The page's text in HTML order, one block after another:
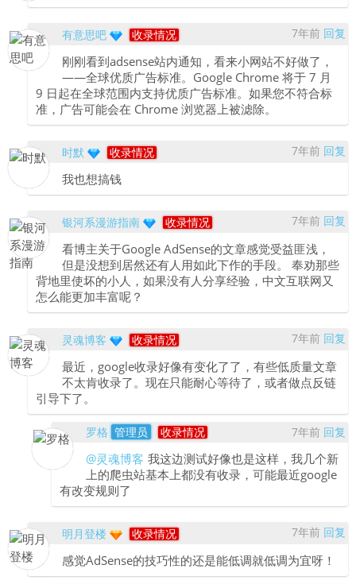
有意思吧 收录情况 7年前 回复
刚刚看到adsense站内通知，看来小网站不好做了，
——全球优质广告标准。Google Chrome 将于 7 月
9 日起在全球范围内支持优质广告标准。如果您不符合标
准，广告可能会在 Chrome 浏览器上被滤除。
时默 收录情况 7年前 回复
我也想搞钱
银河系漫游指南 收录情况 7年前 回复
看博主关于Google AdSense的文章感觉受益匪浅，
但是没想到居然还有人用如此下作的手段。 奉劝那些
背地里使坏的小人，如果没有人分享经验，中文互联网又
怎么能更加丰富呢？
灵魂博客 收录情况 7年前 回复
最近，google收录好像有变化了了，有些低质量文章
不太肯收录了。现在只能耐心等待了，或者做点反链
引导下了。
罗格 管理员 收录情况 7年前 回复
@灵魂博客 我这边测试好像也是这样，我几个新
上的爬虫站基本上都没有收录，可能最近google
有改变规则了
明月登楼 收录情况 7年前 回复
感觉AdSense的技巧性的还是能低调就低调为宜呀！